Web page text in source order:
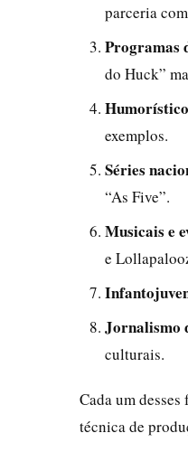
parceria
Programas
do Huck”
exemplos.
Séries
“As Five”.
Musicais e
e
Jornalismo
culturais.
Cada um
técnica de